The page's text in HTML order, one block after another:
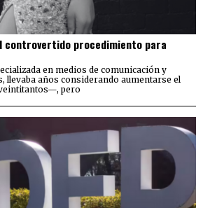
controvertido procedimiento para
en medios de comunicación y
llevaba años considerando aumentarse el
pero